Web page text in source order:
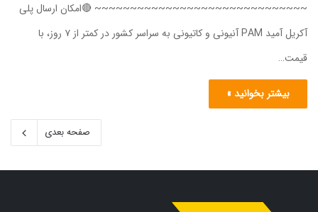
~~~~~~~~~~~~~~~~~~~~~~~~~~~~~~ 🔴امکان ارسال پلی‌
آکریل‌ آمید PAM آنیونی و کاتیونی به سراسر کشور در کمتر از ۷ روز، با
قیمت…
بیشتر بخوانید »
صفحه بعدی